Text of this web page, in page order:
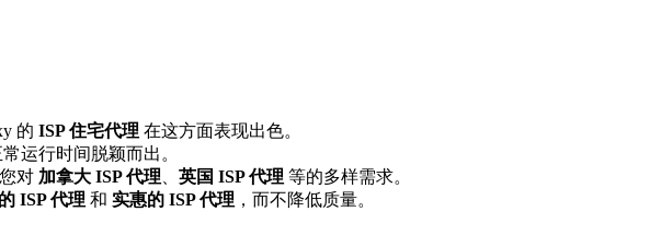
的 ISP 住宅代理 在这方面表现出色。
运行时间脱颖而出。
对 加拿大 ISP 代理 英国 ISP 代理 等的多样需求。
ISP 代理 和 实惠的 ISP 代理 ，而不降低质量。